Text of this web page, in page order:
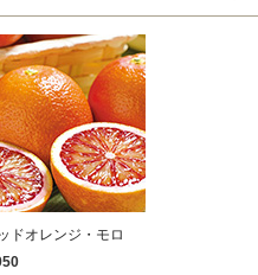
ドオレンジ・モロ